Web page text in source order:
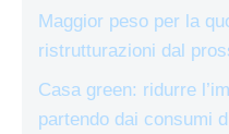
Maggior peso per la
ristrutturazioni dal
Casa green: ridurre
partendo dai consumi